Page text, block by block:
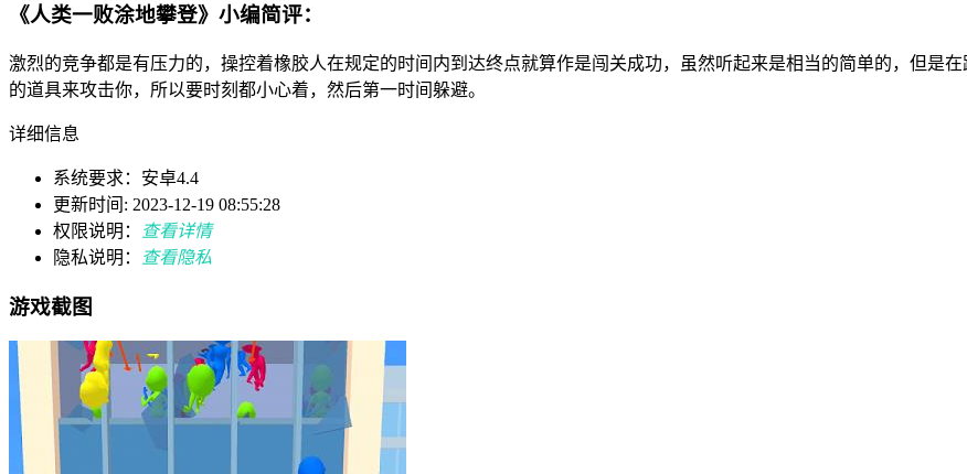
《人类一败涂地攀登》小编简评：
激烈的竞争都是有压力的，操控着橡胶人在规定的时间内到达终点就算作是闯关成功，虽然听起来是相当的简单的，但是
的道具来攻击你，所以要时刻都小心着，然后第一时间躲避。
详细信息
系统要求：安卓4.4
更新时间: 2023-12-19 08:55:28
权限说明：
查看详情
隐私说明：
查看隐私
游戏截图